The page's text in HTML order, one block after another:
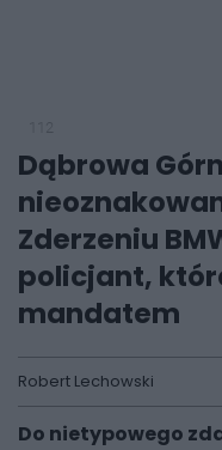
Dąbrowa
Zderzeniu
policjant,
mandatem
Robert Lechowski
Do nietypowego